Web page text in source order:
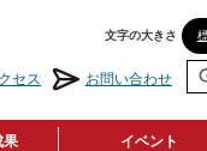
文字の大きさ
セス お問い合わせ
果 イベント